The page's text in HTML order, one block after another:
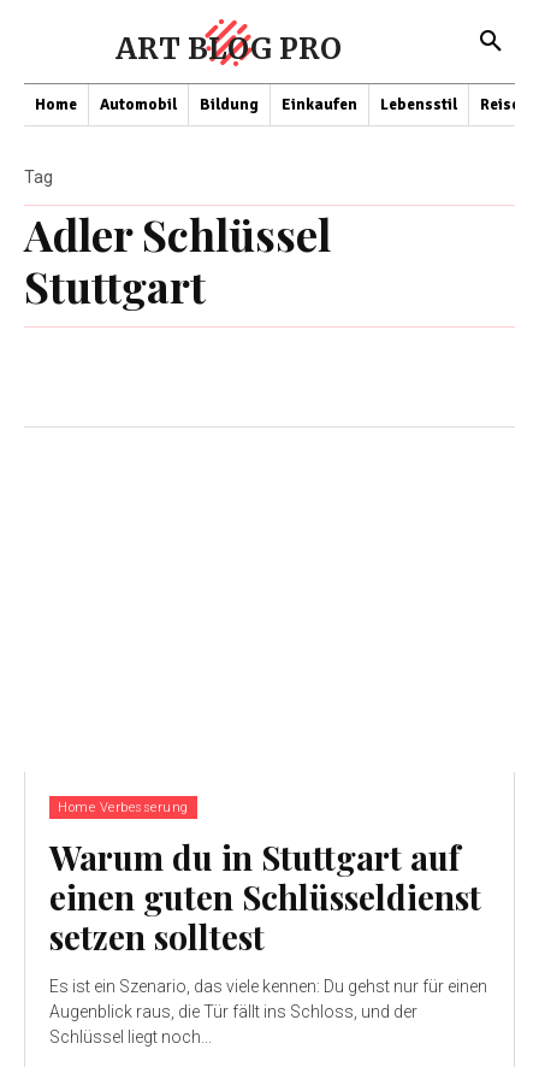
ART BLOG PRO
Home Automobil Bildung Einkaufen Lebensstil Reisen
Adler Schlüssel
Stuttgart
Tag
Home Verbesserung
Warum du in Stuttgart auf
einen guten Schlüsseldienst
setzen solltest
Es ist ein Szenario, das viele kennen: Du gehst nur für einen
Augenblick raus, die Tür fällt ins Schloss, und der
Schlüssel liegt noch...